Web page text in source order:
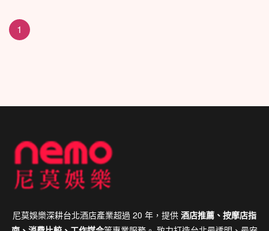
1
尼莫娛樂深耕台北酒店產業超過 20 年，提供 酒店推薦、按摩店指